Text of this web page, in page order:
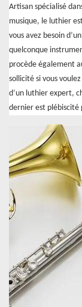
Artisan spécialisé
musique, le luthier
vous avez besoin
quelconque
procède également
sollicité si vous
d’un luthier expert,
dernier est plébiscité